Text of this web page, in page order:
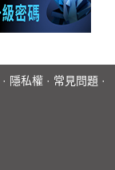
· 隱私權 · 常見問題 ·